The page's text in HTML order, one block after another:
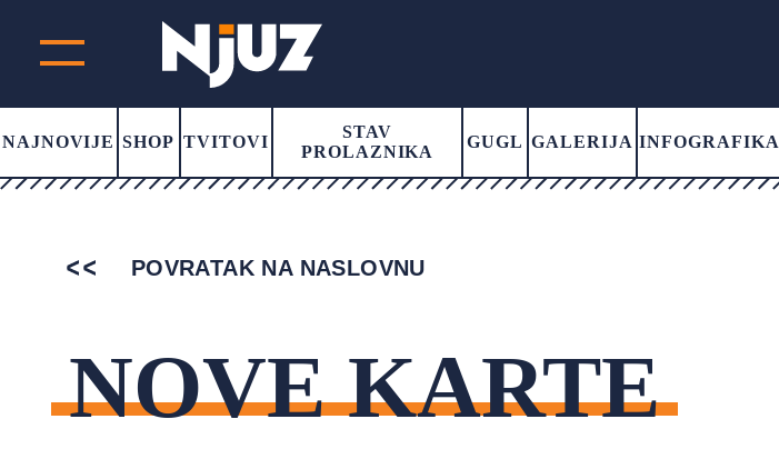
NAJNOVIJE SHOP TVITOVI
STAV
PROLAZNIKA
GUGL GALERIJA INFOGRAFIKA
POVRATAK NA NASLOVNU
NOVE KARTE